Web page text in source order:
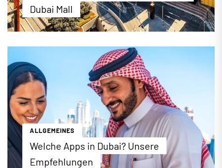
Dubai Mall
1,1 Millionen Quadratmeter, über 1300 Geschäfte,
vier Etagen und über 220 Juweliere – die Zahlen
und Fakten der Dubai Mall sind schlicht und
ergreifend rekordverdächtig. Wer die Dubai Mall
ausgiebig kennenlernen möchte, sollte am besten
einen ganzen Tag einplanen, um die bunte Auswahl
an Aktivitäten voll auskosten zu können.
...mehr erfahren
ALLGEMEINES
Welche Apps in Dubai? Unsere
Empfehlungen